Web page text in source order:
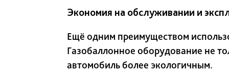
Экономия на обслуживании и
Ещё одним преимуществом
Газобаллонное оборудование не
автомобиль более экологичным.